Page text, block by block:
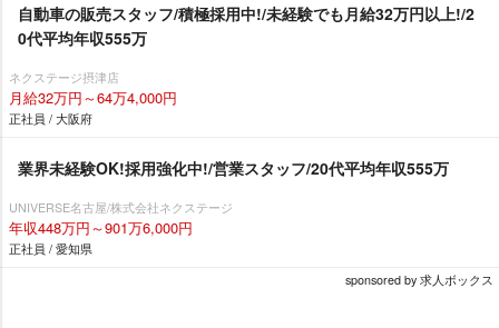
自動車の販売スタッフ/積極採用中!/未経験でも月給32万円以上!/2
0代平均年収555万
ネクステージ摂津店
月給32万円～64万4,000円
正社員 / 大阪府
業界未経験OK!採用強化中!/営業スタッフ/20代平均年収555万
UNIVERSE名古屋/株式会社ネクステージ
年収448万円～901万6,000円
正社員 / 愛知県
sponsored by 求人ボックス